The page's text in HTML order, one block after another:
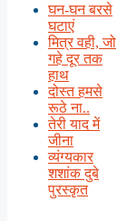
घन-घन बरसे
घटाएं
मित्र वही, जो
गहे दूर तक
हाथ
दोस्त हमसे
रूठे ना..
तेरी याद में
जीना
व्यंग्यकार
शशांक दुबे
पुरस्कृत